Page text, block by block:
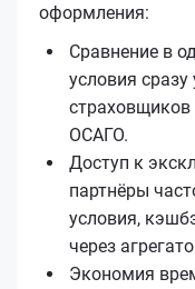
оформления:
Сравнение в
условия
ОСАГО.
Доступ к
партнёры
условия,
через
Экономия